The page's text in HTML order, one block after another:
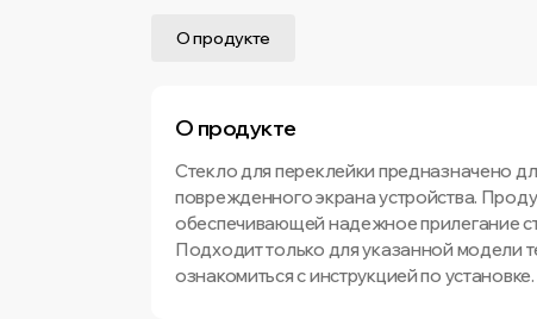
О продукте
О продукте
Стекло для переклейки предназначено
поврежденного экрана устройства.
обеспечивающей надежное прилегание
Подходит только для указанной модели
ознакомиться с инструкцией по установке.